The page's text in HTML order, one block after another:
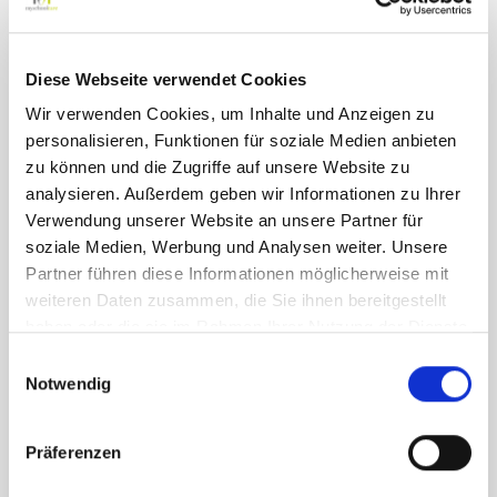
Diese Webseite verwendet Cookies
Wir verwenden Cookies, um Inhalte und Anzeigen zu
personalisieren, Funktionen für soziale Medien anbieten
zu können und die Zugriffe auf unsere Website zu
analysieren. Außerdem geben wir Informationen zu Ihrer
Verwendung unserer Website an unsere Partner für
soziale Medien, Werbung und Analysen weiter. Unsere
Partner führen diese Informationen möglicherweise mit
weiteren Daten zusammen, die Sie ihnen bereitgestellt
Notwendig
Präferenzen
Schulbegleiters oder Individualbegleiters, ist an
dem individuellen Bedarf des zu betreuenden
Kindes oder Jugendlichen ausgerichtet. Neben
den Eltern beauftragt uns das zuständige Amt mit
der Gestaltung individueller Hilfsangebote.
Wichtige Partner sind für uns die Lehrer,
Sonderpädagogen, Schulleiter vor Ort.
Erste Schritte– Die Hilfe beginnt mit der
Schule oder im Kindergarten. Sie soll eine
altersgemäße Beschulung bzw. Teilhabe im
Kindergarten sicherstellen und alle Beteiligten
unterstützen mit Ihren Stärken, um zu einem